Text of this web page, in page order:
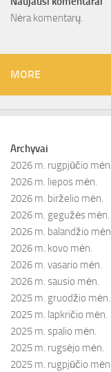
Nėra komentarų.
MORE
Archyvai
2026 m. rugpjūčio mėn.
2026 m. liepos mėn.
2026 m. birželio mėn.
2026 m. gegužės mėn.
2026 m. balandžio
2026 m. kovo mėn.
2026 m. vasario mėn.
2026 m. sausio mėn.
2025 m. gruodžio mėn.
2025 m. lapkričio mėn.
2025 m. spalio mėn.
2025 m. rugsėjo mėn.
2025 m. rugpjūčio mėn.